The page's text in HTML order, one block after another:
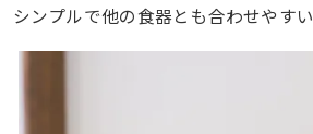
シンプルで他の食器とも合わせやすい